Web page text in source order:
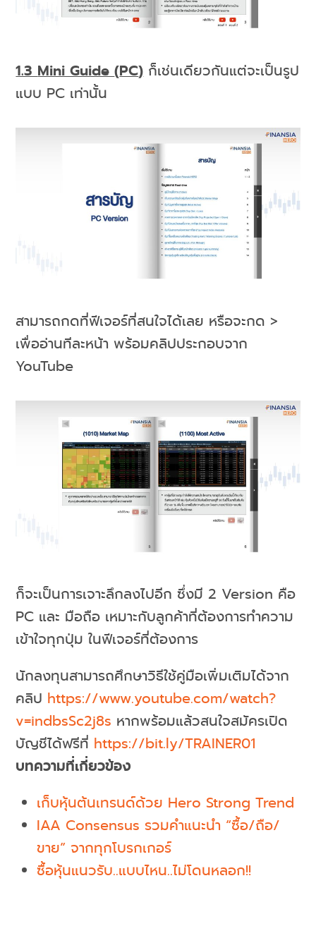
1.3Mini Guide(PC)ก็เช่นเดียวกันแต่จะเป็นรูป
แบบ PC เท่านั้น
สามารถกดที่ฟีเจอร์ที่สนใจได้เลย หรือจะกด >
เพื่ออ่านทีละหน้า พร้อมคลิปประกอบจาก
YouTube
ก็จะเป็นการเจาะลึกลงไปอีก ซึ่งมี 2 Version คือ
PC และ มือถือ เหมาะกับลูกค้าที่ต้องการทำความ
เข้าใจทุกปุ่ม ในฟีเจอร์ที่ต้องการ
นักลงทุนสามารถศึกษาวิธีใช้คู่มือเพิ่มเติมได้จาก
คลิป https://www.youtube.com/watch?
v=indbsSc2j8s หากพร้อมแล้วสนใจสมัครเปิด
บัญชีได้ฟรีที่ https://bit.ly/TRAINER01
บทความที่เกี่ยวข้อง
เก็บหุ้นต้นเทรนด์ด้วย Hero Strong Trend
IAA Consensus รวมคำแนะนำ “ซื้อ/ถือ/
ขาย” จากทุกโบรกเกอร์
ซื้อหุ้นแนวรับ..แบบไหน..ไม่โดนหลอก!!